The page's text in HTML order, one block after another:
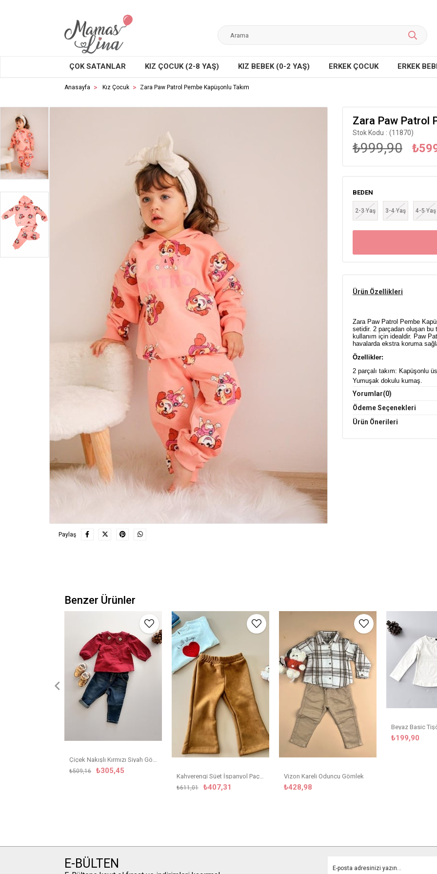
ÇOK SATANLAR KIZ ÇOCUK (2-8 YAŞ) KIZ BEBEK (0-2 YAŞ) ERKEK ÇOCUK ERKEK
Anasayfa Kız Çocuk Zara Paw Patrol Pembe Kapüşonlu Takım
Paylaş
Zara Paw Patrol
Stok Kodu (11870)
₺999,90
BEDEN
2-3 Yaş 3-4 Yaş 4-5 Yaş
Ürün Özellikleri
Zara Paw Patrol Pembe
setidir. 2 parçadan oluşan bu
kullanım için idealdir. Paw
havalarda ekstra koruma
Özellikler:
2 parçalı takım: Kapüşonlu
Yumuşak dokulu kumaş.
Şık ve eğlenceli Paw Patrol
Çocuğunuzun hem konforu
Yorumlar(0)
Ödeme Seçenekleri
Ürün Önerileri
Benzer Ürünler
Çiçek Nakışlı Kırmızı Siyah Gömlek
₺305,45
₺509,16
Kahverengi Süet İspanyol Paça Pantolon
₺407,31
₺611,01
Vizon Kareli Oduncu Gömlek
₺428,98
Beyaz Basic
₺199,90
E-BÜLTEN